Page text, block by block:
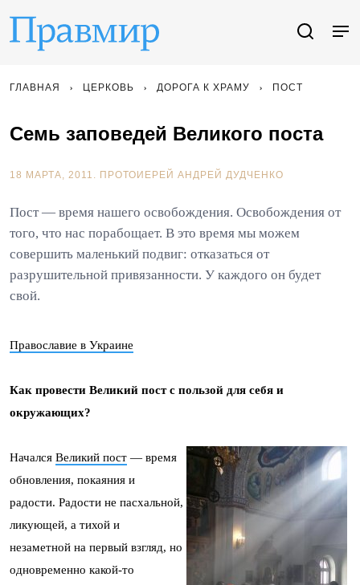
ГЛАВНАЯ ЦЕРКОВЬ ДОРОГА К ХРАМУ ПОСТ
Семь заповедей Великого поста
18 МАРТА, 2011. ПРОТОИЕРЕЙ АНДРЕЙ ДУДЧЕНКО
Пост — время нашего освобождения. Освобождения от
того, что нас порабощает. В это время мы можем
совершить маленький подвиг: отказаться от
разрушительной привязанности. У каждого он будет
свой.
Православие в Украине
Как провести Великий пост с пользой для себя и
окружающих?
Начался Великий пост — время
обновления, покаяния и
радости. Радости не пасхальной,
ликующей, а тихой и
незаметной на первый взгляд, но
одновременно какой-то